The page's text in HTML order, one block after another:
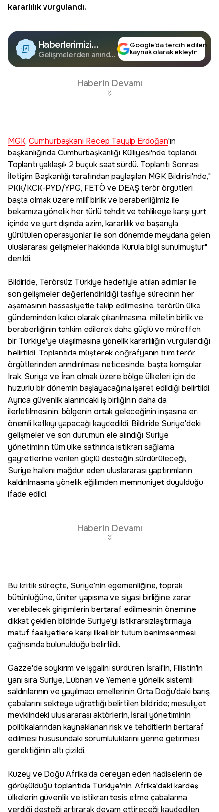
kararlılık vurgulandı.
Haberlerimizi
Google'da Takip
Edin
Gelişmelerden anında
Google’da tercih edilen
kaynak olarak ekleyin
Haberin Devamı
MGK, Cumhurbaşkanı Recep Tayyip Erdoğan'ın
başkanlığında Cumhurbaşkanlığı Külliyesi'nde toplandı.
Toplantı yaklaşık 2 buçuk saat sürdü. Toplantı Sonrası
İletişim Başkanlığı tarafından paylaşılan MGK Bildirisi'nde,"
PKK/KCK-PYD/YPG, FETÖ ve DEAŞ terör örgütleri
başta olmak üzere millî birlik ve beraberliğimiz ile
bekamıza yönelik her türlü tehdit ve tehlikeye karşı yurt
içinde ve yurt dışında azim, kararlılık ve başarıyla
yürütülen operasyonlar ile son dönemde meydana gelen
uluslararası gelişmeler hakkında Kurula bilgi sunulmuştur"
denildi.
Bildiride, Terörsüz Türkiye hedefiyle atılan adımlar ile
son gelişmeler değerlendirildiği tasfiye sürecinin her
aşamasının hassasiyetle takip edilmesine, terörün ülke
gündeminden kalıcı olarak çıkarılmasına, milletin birlik ve
beraberliğinin tahkim edilerek daha güçlü ve müreffeh
bir Türkiye'ye ulaşılmasına yönelik kararlılığın vurgulandığı
belirtildi. Toplantıda müşterek coğrafyanın tüm terör
örgütlerinden arındırılması neticesinde, başta komşular
Irak, Suriye ve İran olmak üzere bölge ülkeleri için de
huzurlu bir dönemin başlayacağına işaret edildiği belirtildi.
Ayrıca güvenlik alanındaki iş birliğinin daha da
ilerletilmesinin, bölgenin ortak geleceğinin inşasına en
önemli katkıyı yapacağı kaydedildi. Bildiride Suriye'deki
gelişmeler ve son durumun ele alındığı Suriye
yönetiminin tüm ülke sathında istikrarı sağlama
gayretlerine verilen güçlü desteğin sürdürüleceği,
Suriye halkını mağdur eden uluslararası yaptırımların
kaldırılmasına yönelik eğilimden memnuniyet duyulduğu
ifade edildi.
Haberin Devamı
Bu kritik süreçte, Suriye'nin egemenliğine, toprak
bütünlüğüne, üniter yapısına ve siyasi birliğine zarar
verebilecek girişimlerin bertaraf edilmesinin önemine
dikkat çekilen bildiride Suriye'yi istikrarsızlaştırmaya
matuf faaliyetlere karşı ilkeli bir tutum benimsenmesi
çağrısında bulunulduğu belirtildi.
Gazze'de soykırım ve işgalini sürdüren İsrail'in, Filistin'in
yanı sıra Suriye, Lübnan ve Yemen'e yönelik sistemli
saldırılarının ve yayılmacı emellerinin Orta Doğu'daki barış
çabalarını sekteye uğrattığı belirtilen bildiride; mesuliyet
mevkiindeki uluslararası aktörlerin, İsrail yönetiminin
politikalarından kaynaklanan risk ve tehditlerin bertaraf
edilmesi hususundaki sorumluluklarını yerine getirmesi
gerektiğinin altı çizildi.
Kuzey ve Doğu Afrika'da cereyan eden hadiselerin de
görüşüldüğü toplantıda Türkiye'nin, Afrika'daki kardeş
ülkelerin güvenlik ve istikrarı tesis etme çabalarına
verdiği desteği artırarak devam ettireceği kaydedilen